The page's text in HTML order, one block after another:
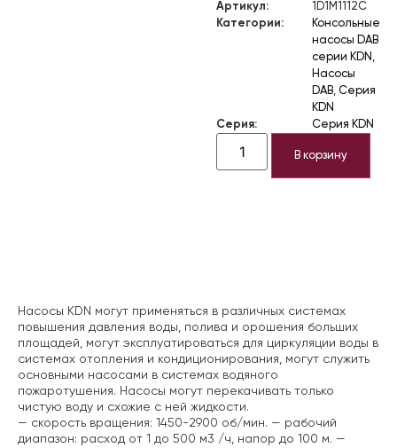
Артикул:
1D1M1112C
Категории:
Консольные
насосы DAB
серии KDN ,
Насосы
DAB, Серия
KDN
Серия:
Серия KDN
В корзину
Насосы KDN могут применяться в различных системах
повышения давления воды, полива и орошения больших
площадей, могут эксплуатироваться для циркуляции воды в
системах отопления и кондиционирования, могут служить
основными насосами в системах водяного
пожаротушения. Насосы могут перекачивать только
чистую воду и схожие с ней жидкости.
— скорость вращения: 1450-2900 об/мин. — рабочий
диапазон: расход от 1 до 500 м3 /ч, напор до 100 м. —